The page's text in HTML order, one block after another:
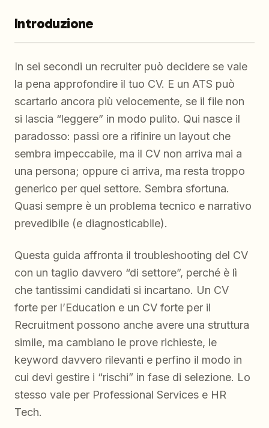
Introduzione
In sei secondi un recruiter può decidere se vale
la pena approfondire il tuo CV. E un ATS può
scartarlo ancora più velocemente, se il file non
si lascia “leggere” in modo pulito. Qui nasce il
paradosso: passi ore a rifinire un layout che
sembra impeccabile, ma il CV non arriva mai a
una persona; oppure ci arriva, ma resta troppo
generico per quel settore. Sembra sfortuna.
Quasi sempre è un problema tecnico e narrativo
prevedibile (e diagnosticabile).
Questa guida affronta il troubleshooting del CV
con un taglio davvero “di settore”, perché è lì
che tantissimi candidati si incartano. Un CV
forte per l’Education e un CV forte per il
Recruitment possono anche avere una struttura
simile, ma cambiano le prove richieste, le
keyword davvero rilevanti e perfino il modo in
cui devi gestire i “rischi” in fase di selezione. Lo
stesso vale per Professional Services e HR
Tech.